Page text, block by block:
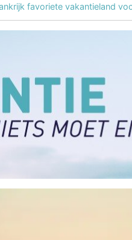
favoriete vakantieland